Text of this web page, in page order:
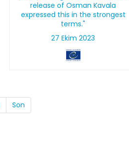
release of Osman Kavala
expressed this in the strongest
terms."
27 Ekim 2023
Son